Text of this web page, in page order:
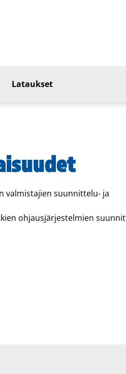
Lataukset
valmistajien suunnittelu- ja
ohjausjärjestelmien